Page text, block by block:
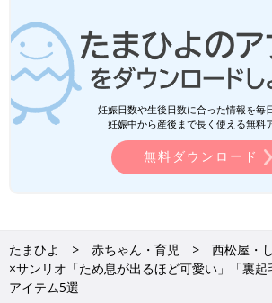
妊娠日数や生後日数に合った情報を毎
妊娠中から産後まで長く使える無料
無料ダウンロード
たまひよ 赤ちゃん・育児
西松屋・
×サンリオ「ため息が出るほど可愛い」「裏
アイテム5選